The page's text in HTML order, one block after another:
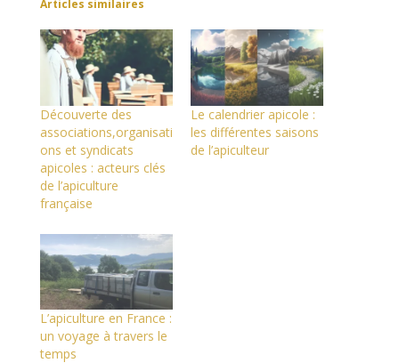
Articles similaires
Découverte des
associations,organisati
ons et syndicats
apicoles : acteurs clés
de l’apiculture
française
Le calendrier apicole :
les différentes saisons
de l’apiculteur
L’apiculture en France :
un voyage à travers le
temps